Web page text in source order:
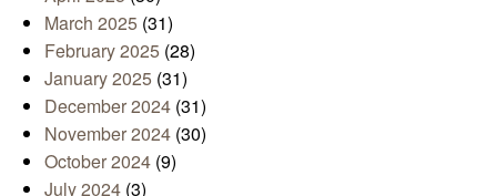
March 2025 (31)
February 2025 (28)
January 2025 (31)
December 2024 (31)
November 2024 (30)
October 2024 (9)
July 2024 (3)